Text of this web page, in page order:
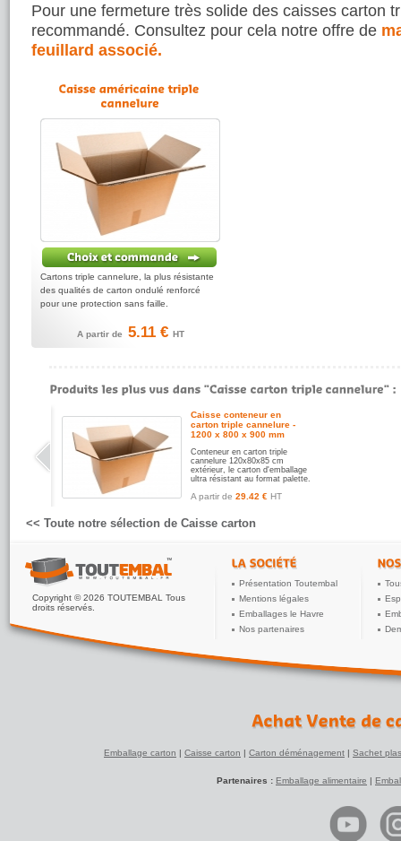
Pour une fermeture très solide des caisses carton
recommandé. Consultez pour cela notre offre de
feuillard associé.
Cartons triple cannelure, la plus résistante
des qualités de carton ondulé renforcé
pour une protection sans faille.
A partir de 5.11 € HT
Caisse conteneur en
carton triple cannelure -
1200 x 800 x 900 mm
Conteneur en carton triple
cannelure 120x80x85 cm
extérieur, le carton d'emballage
ultra résistant au format palette.
A partir de 29.42 € HT
<< Toute notre sélection de Caisse carton
Copyright © 2026 TOUTEMBAL Tous
droits réservés.
Présentation Toutembal
Mentions légales
Emballages le Havre
Nos partenaires
Emballage carton | Caisse carton | Carton déménagement | Sachet
Partenaires : Emballage alimentaire |